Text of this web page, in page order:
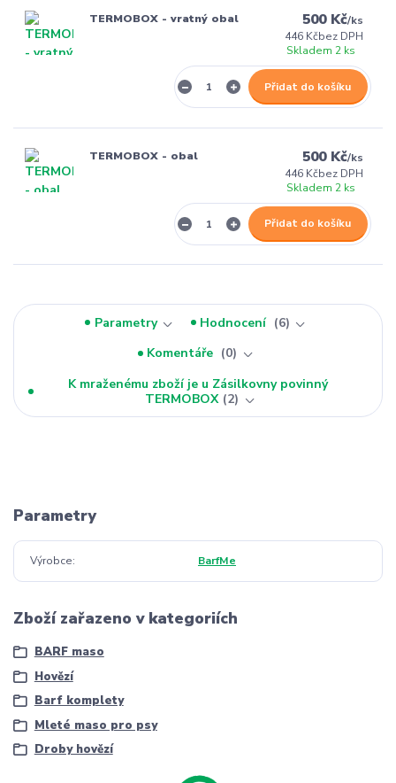
TERMOBOX - vratný obal 500 Kč/ks
446 Kčbez DPH
Skladem 2 ks
Přidat do košíku
TERMOBOX - obal 500 Kč/ks
446 Kčbez DPH
Skladem 2 ks
Přidat do košíku
Parametry Hodnocení
6
Komentáře
0
K mraženému zboží je u Zásilkovny povinný
TERMOBOX 2
Parametry
Výrobce BarfMe
Zboží zařazeno v kategoriích
BARF maso
Hovězí
Barf komplety
Mleté maso pro psy
Droby hovězí